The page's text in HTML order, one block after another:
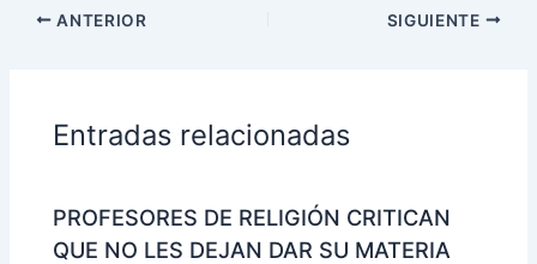
ANTERIOR SIGUIENTE
Entradas relacionadas
PROFESORES DE RELIGIÓN CRITICAN
QUE NO LES DEJAN DAR SU MATERIA